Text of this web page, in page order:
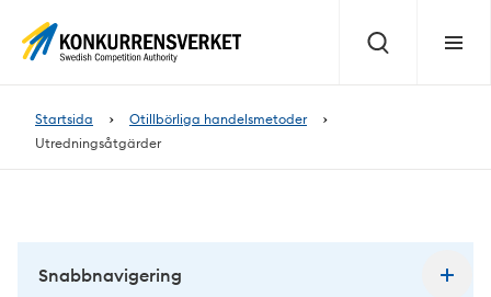
Sök Meny
Startsida
Otillbörliga handelsmetoder
Utredningsåtgärder
Snabbnavigering